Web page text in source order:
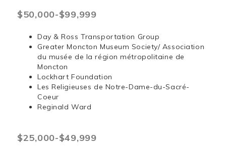
$50,000-$99,999
Day & Ross Transportation Group
Greater Moncton Museum Society/ Association
du musée de la région métropolitaine de
Moncton
Lockhart Foundation
Les Religieuses de Notre-Dame-du-Sacré-
Coeur
Reginald Ward
$25,000-$49,999